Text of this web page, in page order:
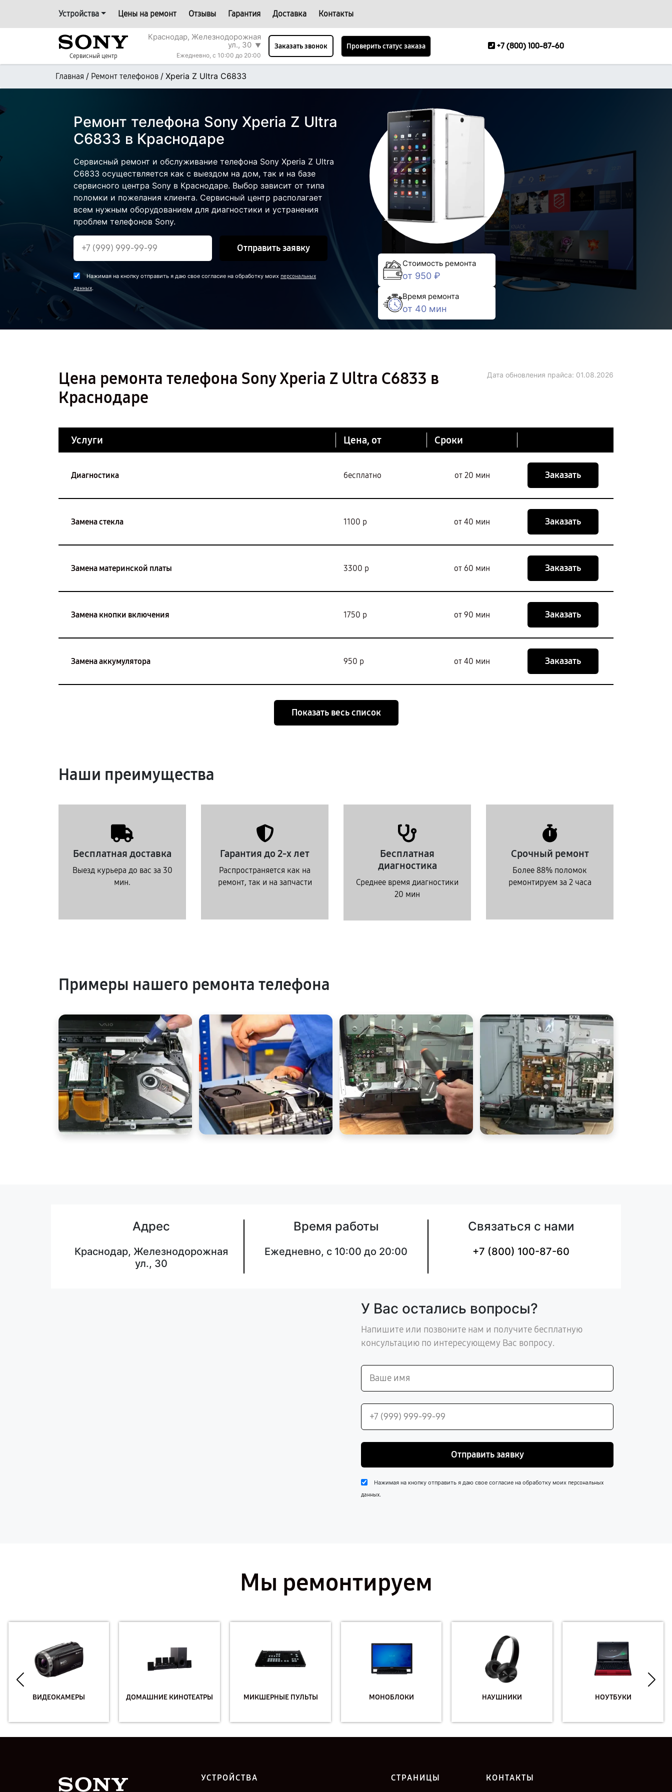
Устройства Цены на ремонт Отзывы Гарантия Доставка Контакты
Сервисный центр
Краснодар, Железнодорожная
ул., 30 ▼
Ежедневно, с 10:00 до 20:00
Заказать звонок Проверить статус заказа +7 (800) 100-87-60
Главная / Ремонт телефонов / Xperia Z Ultra C6833
Ремонт телефона Sony Xperia Z Ultra
C6833 в Краснодаре
Сервисный ремонт и обслуживание телефона Sony Xperia Z Ultra
C6833 осуществляется как с выездом на дом, так и на базе
сервисного центра Sony в Краснодаре. Выбор зависит от типа
поломки и пожелания клиента. Сервисный центр располагает
всем нужным оборудованием для диагностики и устранения
проблем телефонов Sony.
Отправить заявку
Нажимая на кнопку отправить я даю свое согласие на обработку моих персональных
данных.
Стоимость ремонта
от 950 ₽
Время ремонта
от 40 мин
Цена ремонта телефона Sony Xperia Z Ultra C6833 в
Краснодаре
Дата обновления прайса: 01.08.2026
Услуги Цена, от Сроки
Диагностика бесплатно от 20 мин Заказать
Замена стекла 1100 р от 40 мин Заказать
Замена материнской платы 3300 р от 60 мин Заказать
Замена кнопки включения 1750 р от 90 мин Заказать
Замена аккумулятора 950 р от 40 мин Заказать
Показать весь список
Наши преимущества
Бесплатная доставка
Выезд курьера до вас за 30
мин.
Гарантия до 2-х лет
Распространяется как на
ремонт, так и на запчасти
Бесплатная
диагностика
Среднее время диагностики
20 мин
Срочный ремонт
Более 88% поломок
ремонтируем за 2 часа
Примеры нашего ремонта телефона
Адрес
Краснодар, Железнодорожная
ул., 30
Время работы
Ежедневно, с 10:00 до 20:00
Связаться с нами
+7 (800) 100-87-60
У Вас остались вопросы?
Напишите или позвоните нам и получите бесплатную
консультацию по интересующему Вас вопросу.
Отправить заявку
Нажимая на кнопку отправить я даю свое согласие на обработку моих персональных
данных.
Мы ремонтируем
ВИДЕОКАМЕРЫ ДОМАШНИЕ КИНОТЕАТРЫ МИКШЕРНЫЕ ПУЛЬТЫ МОНОБЛОКИ НАУШНИКИ НОУТБУКИ
УСТРОЙСТВА СТРАНИЦЫ КОНТАКТЫ